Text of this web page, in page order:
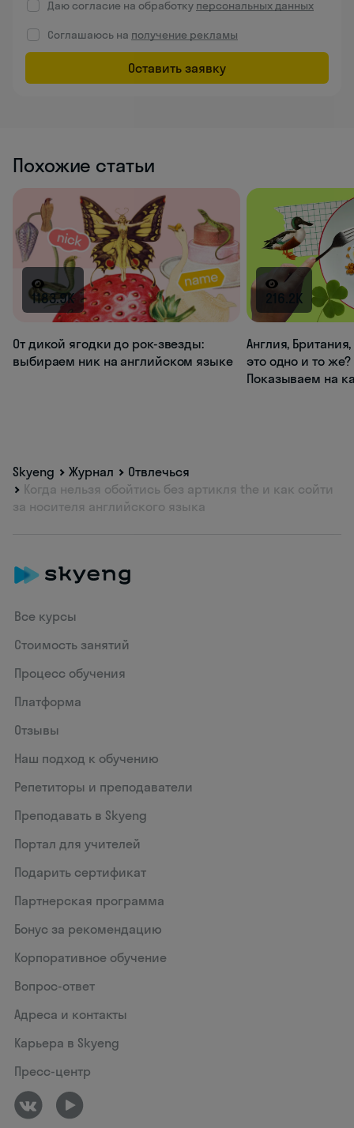
Даю согласие на обработку персональных данных
Соглашаюсь на получение рекламы
Оставить заявку
Похожие статьи
1183.9K
От дикой ягодки до рок-звезды:
выбираем ник на английском языке
216.2K
Англия,
это одно и то
Показываем на
Skyeng Журнал
Отвлечься
Когда нельзя обойтись без артикля the и как сойти
за носителя английского языка
Все курсы
Стоимость занятий
Процесс обучения
Платформа
Отзывы
Наш подход к обучению
Репетиторы и преподаватели
Преподавать в Skyeng
Портал для учителей
Подарить сертификат
Партнерская программа
Бонус за рекомендацию
Корпоративное обучение
Вопрос-ответ
Адреса и контакты
Карьера в Skyeng
Пресс-центр